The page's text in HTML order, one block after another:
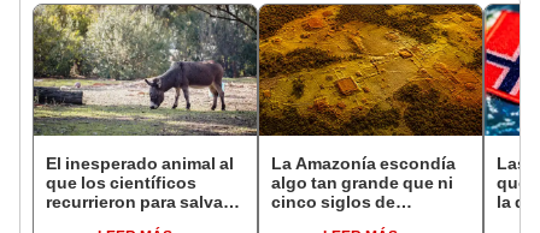
El inesperado animal al
que los científicos
recurrieron para salvar
La Amazonía escondía
algo tan grande que ni
cinco siglos de
Las
que
la de